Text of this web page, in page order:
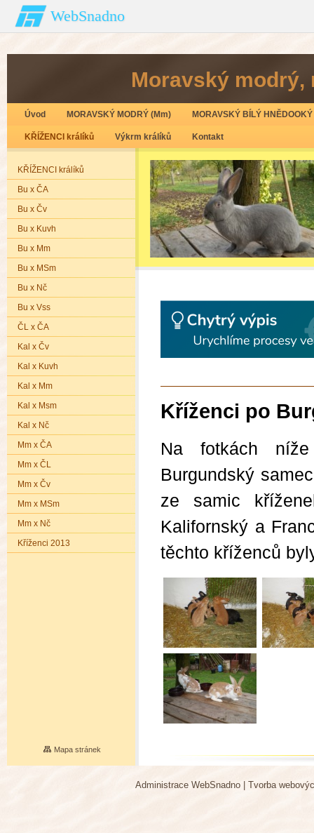
WebSnadno
Moravský
Úvod MORAVSKÝ MODRÝ (Mm) MORAVSKÝ BÍLÝ
KŘÍŽENCI králíků Výkrm králíků Kontakt
KŘÍŽENCI králíků
Bu x ČA
Bu x Čv
Bu x Kuvh
Bu x Mm
Bu x MSm
Bu x Nč
Bu x Vss
ČL x ČA
Kal x Čv
Kal x Kuvh
Kal x Mm
Kal x Msm
Kal x Nč
Mm x ČA
Mm x ČL
Mm x Čv
Mm x MSm
Mm x Nč
Kříženci 2013
Kříženci po
Na fotkách
Burgundský
ze samic
Kalifornský a
těchto kříženců
Mapa stránek
Administrace WebSnadno Tvorba